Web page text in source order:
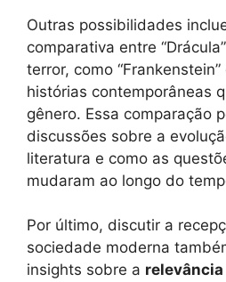
Outras possibilidades
comparativa entre
terror, como
histórias contemporâneas
gênero. Essa comparação
discussões sobre a
literatura e como as
mudaram ao longo do
Por último, discutir a
sociedade moderna
insights sobre a